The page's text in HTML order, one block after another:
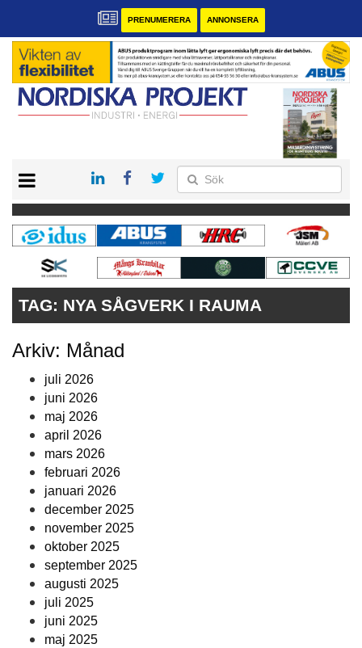
PRENUMERERA ANNONSERA
KONTAKT
VÅRA ANDRA MAGASIN
PRENUMERERA
ANNONSERA
TAG: NYA SÅGVERK I RAUMA
Arkiv: Månad
juli 2026
juni 2026
maj 2026
april 2026
mars 2026
februari 2026
januari 2026
december 2025
november 2025
oktober 2025
september 2025
augusti 2025
juli 2025
juni 2025
maj 2025